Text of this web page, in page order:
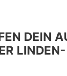
DEIN
LINDEN-